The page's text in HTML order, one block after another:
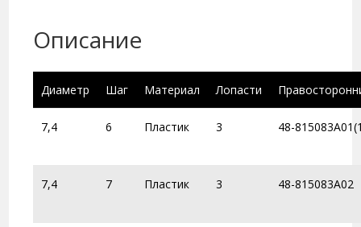
Описание
Диаметр Шаг Материал Лопасти
7,4 6 Пластик 3 48-
7,4 7 Пластик 3 48-815083A02